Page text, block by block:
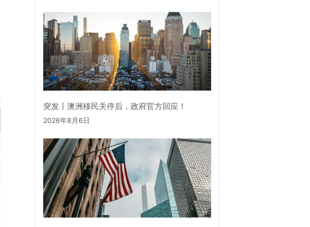
突发丨澳洲移民关停后，政府官方回应！
2026年8月6日